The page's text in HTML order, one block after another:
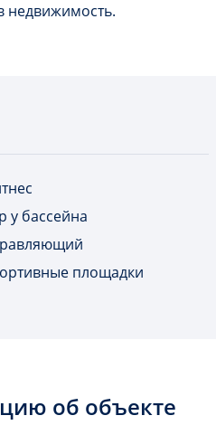
недвижимость.
у бассейна
площадки
об объекте